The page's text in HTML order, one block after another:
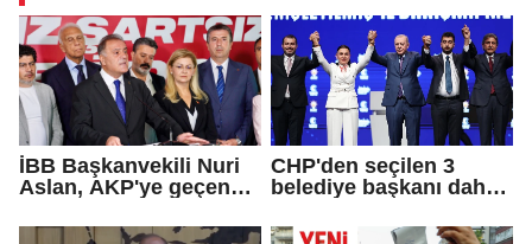
İBB Başkanvekili Nuri
Aslan, AKP'ye geçen
iddialarına yanıt verdi
CHP'den seçilen 3
belediye başkanı daha